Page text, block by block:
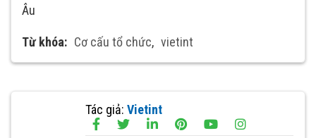
Âu
Từ khóa: Cơ cấu tổ chức, vietint
Tác giả: Vietint